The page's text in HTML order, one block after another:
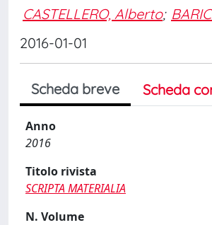
CASTELLERO, Alberto;
2016-01-01
Scheda breve Scheda
Anno
2016
Titolo rivista
SCRIPTA MATERIALIA
N. Volume